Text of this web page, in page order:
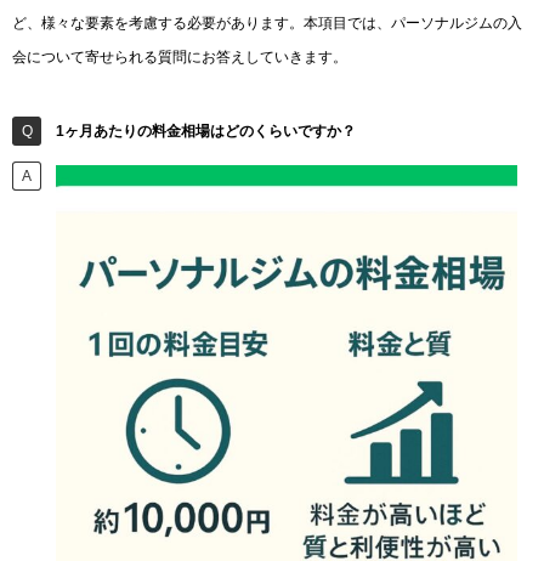
ど、様々な要素を考慮する必要があります。本項目では、パーソナルジムの入
会について寄せられる質問にお答えしていきます。
1ヶ月あたりの料金相場はどのくらいですか？